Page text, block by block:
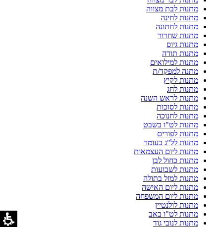
מתנות לבת מצווה
מתנות לחינה
מתנות לחתונה
מתנות שחרור
מתנות גיוס
מתנות תודה
מתנות למילואים
מתנה למפקד/ת
מתנות לקיץ
מתנות לחג
מתנות לראש השנה
מתנות לסוכות
מתנות לחנוכה
מתנות לט"ו בשבט
מתנות לפורים
מתנות לל"ג בעומר
מתנות ליום העצמאות
מתנות כחול לבן
מתנות לשבועות
מתנות למזל בתולה
מתנות ליום האישה
מתנות ליום המשפחה
מתנות לולנטיין
מתנות לט"ו באב
מתנות לנובי גוד